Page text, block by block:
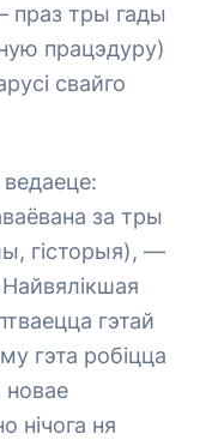
праз тры гады
працэдуру)
свайго
за тры
гісторыя), —
гэтай
гэта робіцца
нічога ня